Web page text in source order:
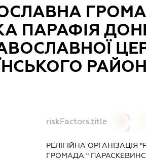
ПАРАФІЯ
riskFactors.title
РЕЛІГІЙНА ОРГАНІЗАЦІЯ
ГРОМАДА "